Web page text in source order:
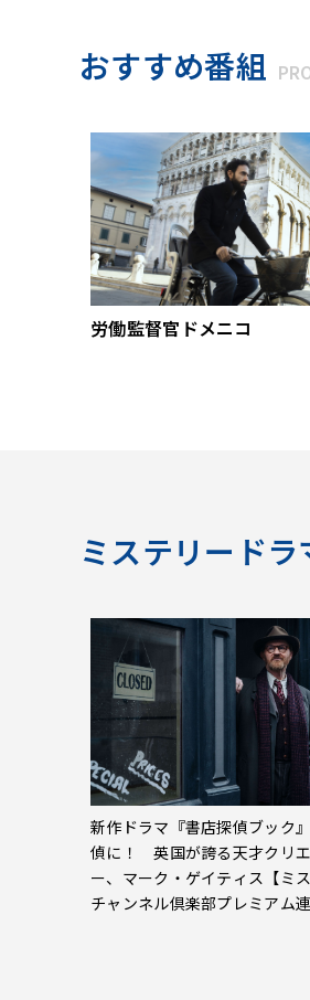
おすすめ番組
労働監督官ドメニコ
ミステリードラ
新作ドラマ『書店探偵ブック
偵に！ 英国が誇る天才クリ
ー、マーク・ゲイティス【ミ
チャンネル倶楽部プレミアム連